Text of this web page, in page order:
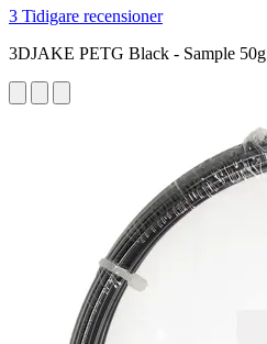
3 Tidigare recensioner
3DJAKE PETG Black - Sample 50g